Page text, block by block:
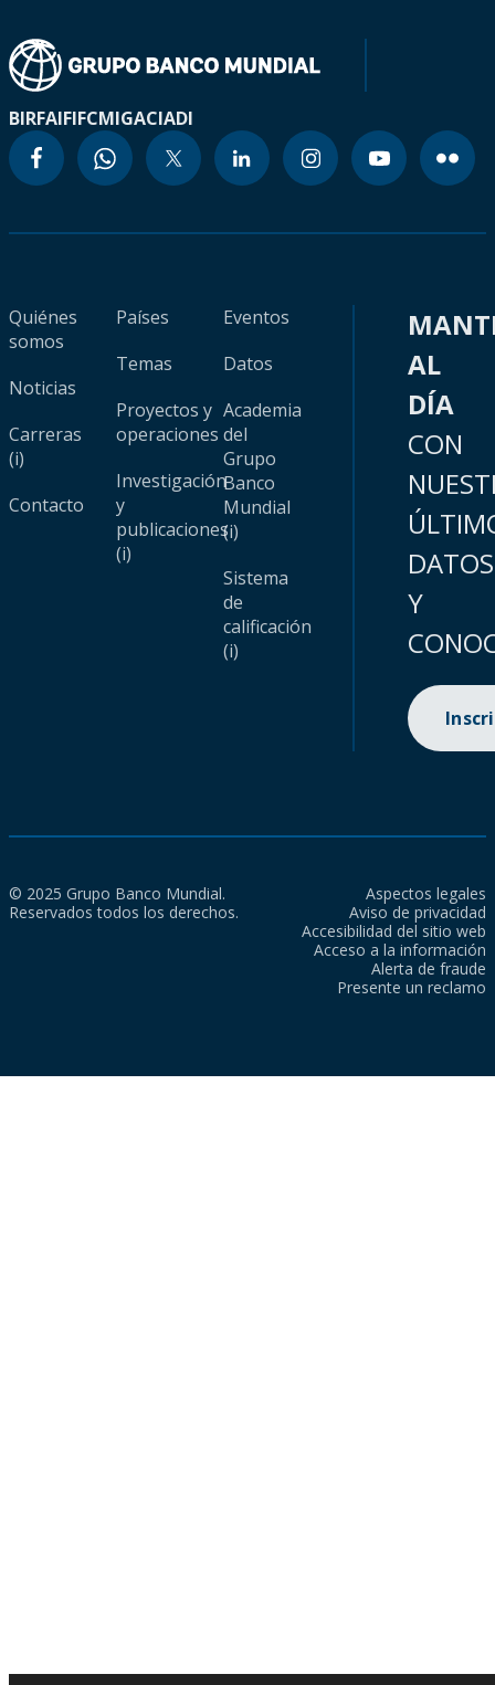
BIRFAIFIFCMIGACIADI
Quiénes
somos
Noticias
Carreras
(i)
Contacto
Países
Temas
Proyectos y
operaciones
Investigación
y
publicaciones
(i)
Eventos
Datos
Academia
del
Grupo
Banco
Mundial
(i)
Sistema
de
calificación
(i)
AL
DÍA
CON
DATOS
Y
© 2025 Grupo Banco Mundial.
Reservados todos los derechos.
Aspectos legales
Aviso de privacidad
Accesibilidad del sitio web
Acceso a la información
Alerta de fraude
Presente un reclamo